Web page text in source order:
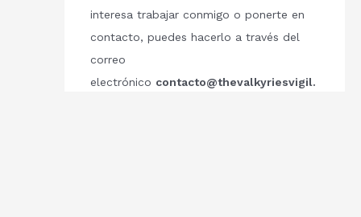
interesa trabajar conmigo o ponerte en
contacto, puedes hacerlo a través del
correo
electrónico contacto@thevalkyriesvigil.